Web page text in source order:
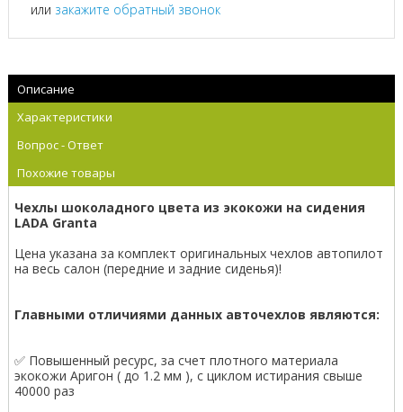
или закажите обратный звонок
Описание
Характеристики
Вопрос - Ответ
Похожие товары
Чехлы шоколадного цвета из экокожи на сидения
LADA Granta
Цена указана за комплект оригинальных чехлов автопилот
на весь салон (передние и задние сиденья)!
Главными отличиями данных авточехлов являются:
✅ Повышенный ресурс, за счет плотного материала
экокожи Аригон ( до 1.2 мм ), с циклом истирания свыше
40000 раз